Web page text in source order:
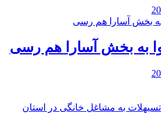
به بخش آسارا هم رسی